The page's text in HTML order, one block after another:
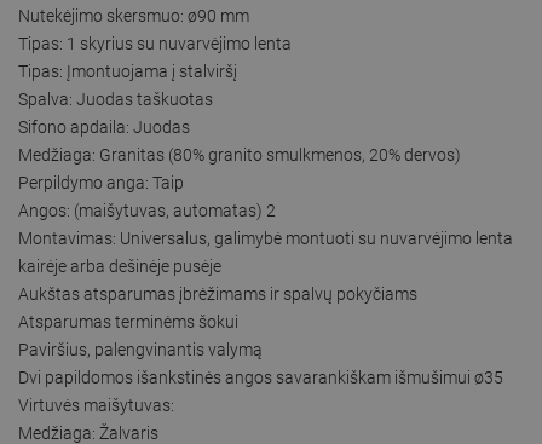
Nutekėjimo skersmuo: ø90 mm
Tipas: 1 skyrius su nuvarvėjimo lenta
Tipas: Įmontuojama į stalviršį
Spalva: Juodas taškuotas
Sifono apdaila: Juodas
Medžiaga: Granitas (80% granito smulkmenos, 20% dervos)
Perpildymo anga: Taip
Angos: (maišytuvas, automatas) 2
Montavimas: Universalus, galimybė montuoti su nuvarvėjimo lenta
kairėje arba dešinėje pusėje
Aukštas atsparumas įbrėžimams ir spalvų pokyčiams
Atsparumas terminėms šokui
Paviršius, palengvinantis valymą
Dvi papildomos išankstinės angos savarankiškam išmušimui ø35
Virtuvės maišytuvas:
Medžiaga: Žalvaris